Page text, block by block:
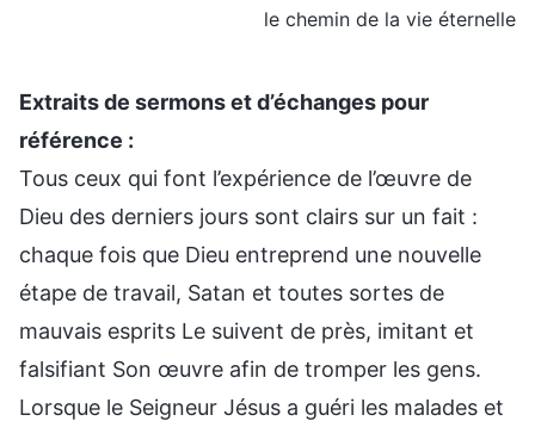
le chemin de la vie éternelle
Extraits de sermons et d’échanges pour
référence :
Tous ceux qui font l’expérience de l’œuvre de
Dieu des derniers jours sont clairs sur un fait :
chaque fois que Dieu entreprend une nouvelle
étape de travail, Satan et toutes sortes de
mauvais esprits Le suivent de près, imitant et
falsifiant Son œuvre afin de tromper les gens.
Lorsque le Seigneur Jésus a guéri les malades et